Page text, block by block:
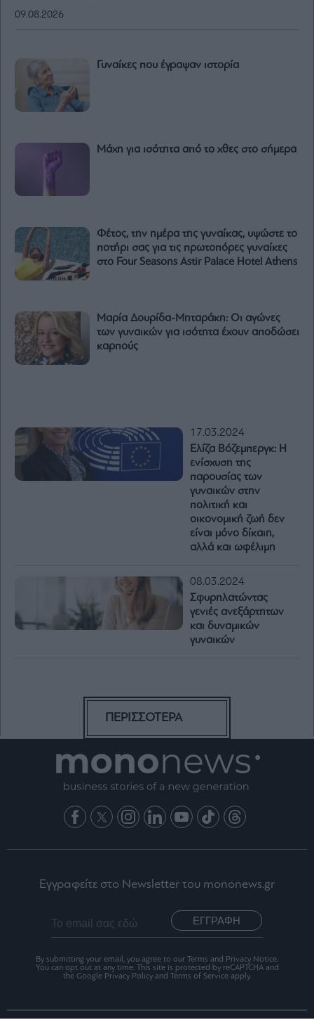
09.08.2026
Γυναίκες που έγραψαν ιστορία
Μάχη για ισότητα από το χθες στο σήμερα
Φέτος, την ημέρα της γυναίκας, υψώστε το
ποτήρι σας για τις πρωτοπόρες γυναίκες
στο Four Seasons Astir Palace Hotel Athens
Μαρία Δουρίδα-Μηταράκη: Οι αγώνες
των γυναικών για ισότητα έχουν αποδώσει
καρπούς
17.03.2024
Ελίζα Βόζεμπεργκ: Η
ενίσχυση της
παρουσίας των
γυναικών στην
πολιτική και
οικονομική ζωή δεν
είναι μόνο δίκαιη,
αλλά και ωφέλιμη
08.03.2024
Σφυρηλατώντας
γενιές ανεξάρτητων
και δυναμικών
γυναικών
ΠΕΡΙΣΣΟΤΕΡΑ
Εγγραφείτε στο Newsletter του mononews.gr
ΕΓΓΡΑΦΗ
By submitting your email, you agree to our Terms and Privacy Notice.
You can opt out at any time. This site is protected by reCAPTCHA and
the Google Privacy Policy and Terms of Service apply.